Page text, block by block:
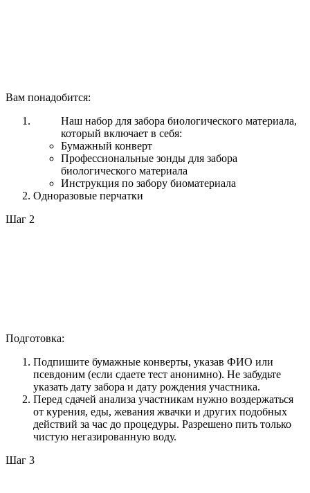
Вам понадобится:
Наш набор для забора биологического материала,
который включает в себя:
Бумажный конверт
Профессиональные зонды для забора
биологического материала
Инструкция по забору биоматериала
Одноразовые перчатки
Шаг 2
Подготовка:
Подпишите бумажные конверты, указав ФИО или
псевдоним (если сдаете тест анонимно). Не забудьте
указать дату забора и дату рождения участника.
Перед сдачей анализа участникам нужно воздержаться
от курения, еды, жевания жвачки и других подобных
действий за час до процедуры. Разрешено пить только
чистую негазированную воду.
Шаг 3